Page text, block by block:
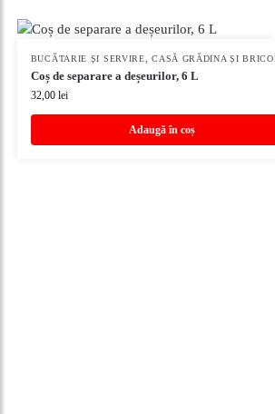
BUCĂTARIE ȘI SERVIRE ,CASĂ GRĂDINA ȘI
Coș de separare a deșeurilor, 6 L
32,00 lei
Adaugă în coș